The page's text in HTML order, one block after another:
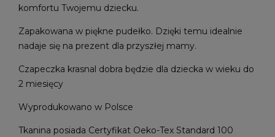
komfortu Twojemu dziecku.
Zapakowana w piękne pudełko. Dzięki temu idealnie
nadaje się na prezent dla przyszłej mamy.
Czapeczka krasnal dobra będzie dla dziecka w wieku do
2 miesięcy
Wyprodukowano w Polsce
Tkanina posiada Certyfikat Oeko-Tex Standard 100